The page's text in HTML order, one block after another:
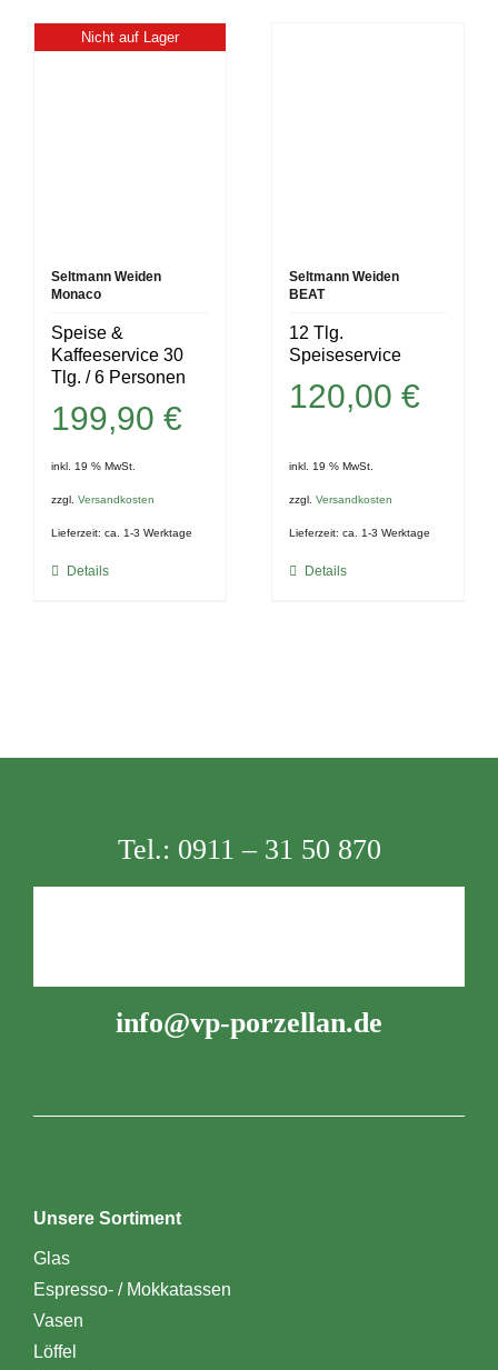
Nicht auf Lager
Seltmann Weiden
Monaco
Speise &
Kaffeeservice 30
Tlg. / 6 Personen
199,90 €
inkl. 19 % MwSt.
zzgl. Versandkosten
Lieferzeit: ca. 1-3 Werktage
Details
Seltmann Weiden
BEAT
12 Tlg.
Speiseservice
120,00€
inkl. 19 % MwSt.
zzgl.Versandkosten
Lieferzeit:ca. 1-3 Werktage
Details
Tel.: 0911 – 31 50 870
info@vp-porzellan.de
Unsere Sortiment
Glas
Espresso- / Mokkatassen
Vasen
Löffel